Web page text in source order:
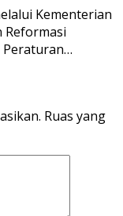
Kementerian
Reformasi
Peraturan…
Ruas yang